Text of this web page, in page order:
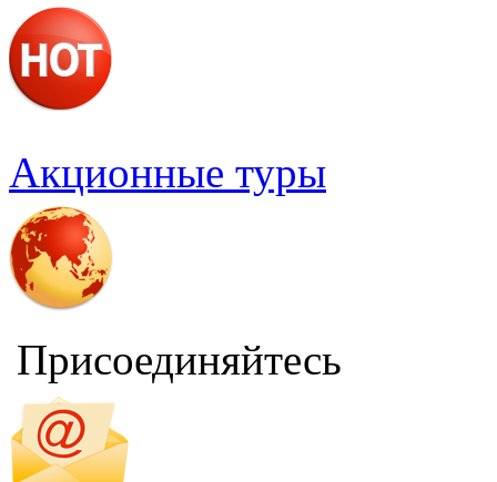
Акционные туры
Присоединяйтесь